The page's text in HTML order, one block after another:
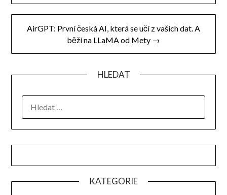
příspěvek
AirGPT: První česká AI, která se učí z vašich dat. A
běží na LLaMA od Mety →
HLEDAT
KATEGORIE